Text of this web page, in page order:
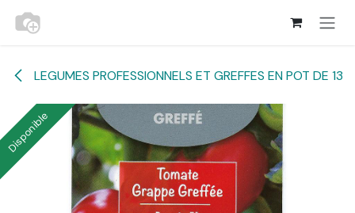
Se rendre au contenu
LEGUMES PROFESSIONNELS ET GREFFES EN POT DE 13
Disponible